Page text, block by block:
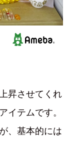
昇させてくれ
イテムです。
、基本的には